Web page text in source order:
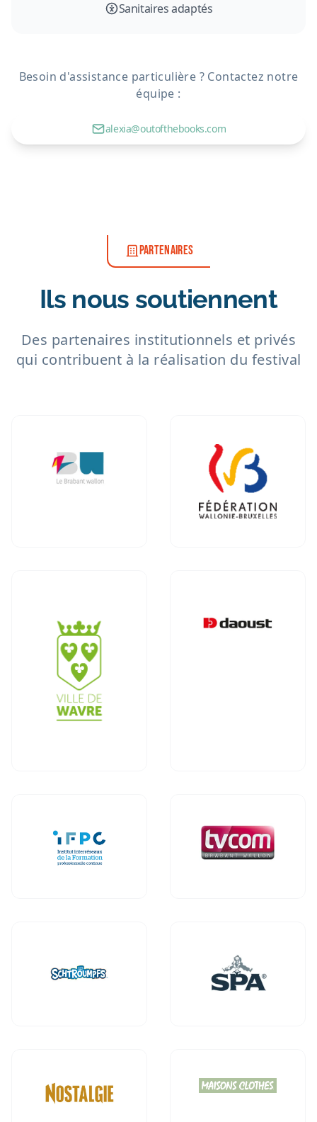
Sanitaires adaptés
Besoin d'assistance particulière ? Contactez notre
équipe :
alexia@outofthebooks.com
PARTENAIRES
Ils nous soutiennent
Des partenaires institutionnels et privés
qui contribuent à la réalisation du festival